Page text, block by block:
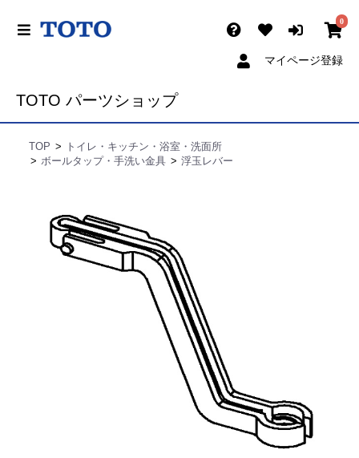
0
マイページ登録
TOTO パーツショップ
TOP
トイレ・キッチン・浴室・洗面所
ボールタップ・手洗い金具
浮玉レバー